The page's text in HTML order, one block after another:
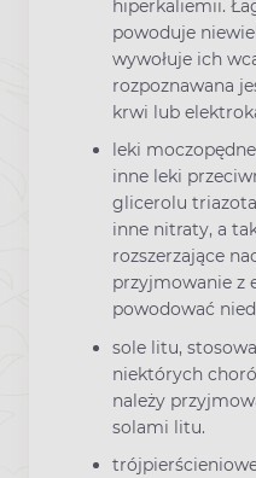
hiperkaliemii.
powoduje
wywołuje ich
rozpoznawana
krwi lub
leki
inne leki
glicerolu
inne nitraty, a
rozszerzające
przyjmowanie z
powodować
sole litu,
niektórych
należy
solami litu.